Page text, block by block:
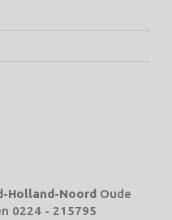
Holland-Noord Oude
0224 - 215795